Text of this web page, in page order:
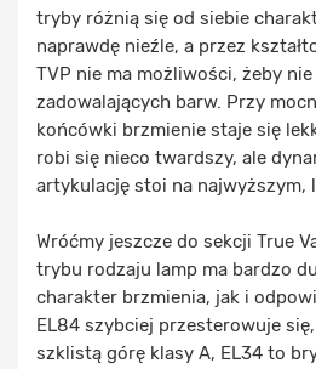
tryby różnią się od siebie
naprawdę nieźle, a przez
TVP nie ma możliwości, żeby
zadowalających barw. Przy
końcówki brzmienie staje się
robi się nieco twardszy, ale
artykulację stoi na najwyższym,
Wróćmy jeszcze do sekcji True
trybu rodzaju lamp ma bardzo
charakter brzmienia, jak i
EL84 szybciej przesterowuje
szklistą górę klasy A, EL34 to